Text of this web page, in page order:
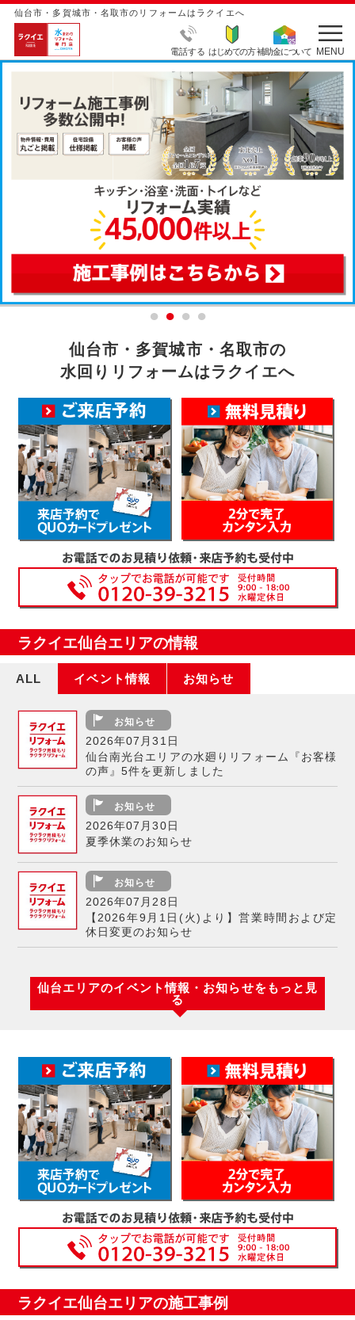
仙台市・多賀城市・名取市のリフォームはラクイエへ
電話する はじめての方補助金について MENU
仙台市・多賀城市・名取市の
水回りリフォームはラクイエへ
ラクイエ仙台エリアの情報
ALL イベント情報 お知らせ
お知らせ
2026年07月31日
仙台南光台エリアの水廻りリフォーム『お客様
の声』5件を更新しました
お知らせ
2026年07月30日
夏季休業のお知らせ
お知らせ
2026年07月28日
【2026年9月1日(火)より】営業時間および定
休日変更のお知らせ
2026年07月26日
多賀城エリアの水廻り工事のお客様のお声を5
件更新致しました。
2026年07月14日
仙台南光台エリアの水廻りリフォーム『お客様
の声』5件を更新しました
2026年07月14日
多賀城エリアの水廻り工事のお客様のお声を5
件更新致しました。
2026年06月27日
仙台南光台エリアの水廻りリフォーム『お客様
の声』5件を更新しました
2026年06月27日
多賀城エリアの水廻り工事のお客様のお声を5
件更新致しました。
2026年06月26日
2026.07 7月イベント水まわりリフォーム夏
2026年06月14日
多賀城エリアの水廻り工事のお客様のお声を5
件更新致しました。
2026年06月14日
仙台南光台エリアの水廻りリフォーム『お客様
2026年05月30日
仙台南エリアの水廻り工事のお客様のお声を5
2026年05月29日
仙台南光台エリアの水廻りリフォーム『お客様
お知らせ
2026年05月29日
多賀城エリアの水廻り工事のお客様のお声を5
お知らせ
2026年05月16日
仙台南光台エリアの水廻りリフォーム『お客様
お知らせ
2026年05月16日
多賀城エリアの水廻り工事のお客様のお声を5
イベント情報
2026年05月07日
2026年5月水まわりリフォーム大感謝祭 in 仙
お知らせ
2026年04月28日
仙台南光台エリアの水廻りリフォーム『お客様
お知らせ
2026年04月26日
仙台南エリアの水廻り工事のお客様のお声を5
お知らせ
2026年04月26日
多賀城エリアの水廻り工事のお客様のお声を5
お知らせ
2026年04月19日
仙台南エリアの水廻り工事のお客様のお声を5
お知らせ
2026年04月17日
仙台南光台エリアの水廻りリフォーム『お客様
お知らせ
2026年04月14日
多賀城エリアの水廻り工事のお客様のお声を5
お知らせ
2026年04月09日
GWのお休みについて
お知らせ
2026年04月03日
4/9(木)営業時間変更のお知らせ
イベント情報
2026年04月01日
2026年4月水まわりリフォームキャンペーン
お知らせ
2026年03月31日
仙台南光台エリアの水廻りリフォーム『お客様
お知らせ
2026年03月30日
仙台南エリアの水廻り工事のお客様のお声を5
お知らせ
2026年03月29日
お知らせ
2026年03月15日
仙台エリアのイベント情報・お知らせをもっと見
る
ラクイエ仙台エリアの施工事例